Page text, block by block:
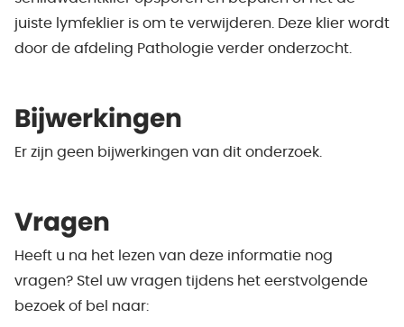
juiste lymfeklier is om te verwijderen. Deze klier wordt
door de afdeling Pathologie verder onderzocht.
Bijwerkingen
Er zijn geen bijwerkingen van dit onderzoek.
Vragen
Heeft u na het lezen van deze informatie nog
vragen? Stel uw vragen tijdens het eerstvolgende
bezoek of bel naar: